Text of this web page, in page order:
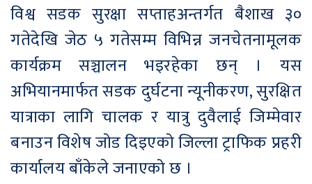
विश्व सडक सुरक्षा सप्ताहअन्तर्गत बैशाख ३०
गतेदेखि जेठ ५ गतेसम्म विभिन्न जनचेतनामूलक
कार्यक्रम सञ्चालन भइरहेका छन् । यस
अभियानमार्फत सडक दुर्घटना न्यूनीकरण, सुरक्षित
यात्राका लागि चालक र यात्रु दुवैलाई जिम्मेवार
बनाउन विशेष जोड दिइएको जिल्ला ट्राफिक प्रहरी
कार्यालय बाँकेले जनाएको छ ।